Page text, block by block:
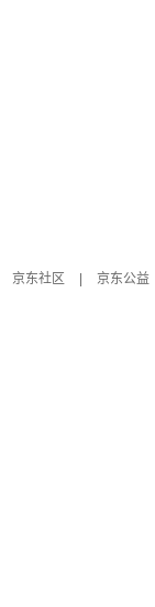
京东社区
京东公益